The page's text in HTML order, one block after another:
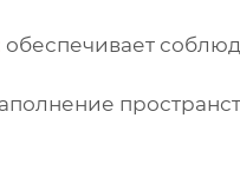
обеспечивает